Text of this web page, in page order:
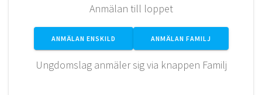
Anmälan till loppet
ANMÄLAN ENSKILD ANMÄLAN FAMILJ
Ungdomslag anmäler sig via knappen Familj